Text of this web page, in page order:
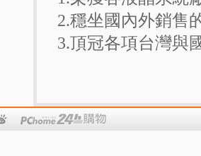
2.穩坐國內外銷售
3.頂冠各項台灣與